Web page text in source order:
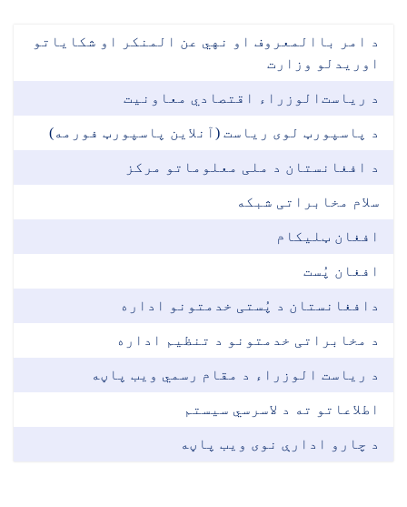
د امر باالمعروف او نهي عن المنکر او شکایاتو
اوریدلو وزارت
د ریاست‌الوزراء اقتصادي معاونیت
د پاسپورټ لوی ریاست (آنلاین پاسپورټ فورمه)
د افغانستان د ملی معلوماتو مرکز
سلام مخابراتی شبکه
افغان ټلیکام
افغان پُست
دافغانستان د پُستی خدمتونو اداره
د مخابراتی خدمتونو د تنظیم اداره
د ریاست الوزراء د مقام رسمي ویب پاڼه
اطلاعاتو ته د لاسرسي سیستم
د چارو ادارې نوی ویب پاڼه